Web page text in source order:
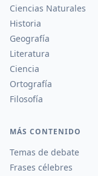
Ciencias Naturales
Historia
Geografía
Literatura
Ciencia
Ortografía
Filosofía
MÁS CONTENIDO
Temas de debate
Frases célebres